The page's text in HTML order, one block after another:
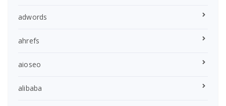
adwords
ahrefs
aioseo
alibaba